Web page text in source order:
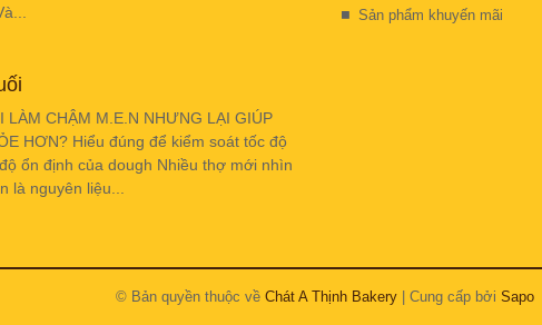
LÀM CHẬM M.E.N NHƯNG LẠI GIÚP
HƠN? Hiểu đúng để kiểm soát tốc độ
ổn định của dough Nhiều thợ mới nhìn
là nguyên liệu...
Sản phẩm khuyến mãi
© Bản quyền thuộc về Chát A Thịnh Bakery | Cung cấp bởi Sapo